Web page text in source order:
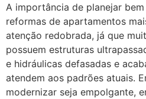
A importância de planejar
reformas de apartamentos
atenção redobrada, já que
possuem estruturas
e hidráulicas defasadas e
atendem aos padrões atuais.
modernizar seja empolgante,